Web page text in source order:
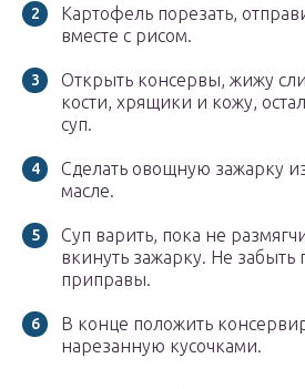
Картофель порезать,
вместе с рисом.
Открыть консервы, жижу
кости, хрящики и кожу,
суп.
Сделать овощную зажарку
масле.
Суп варить, пока не
вкинуть зажарку. Не забыть
приправы.
В конце положить
нарезанную кусочками.